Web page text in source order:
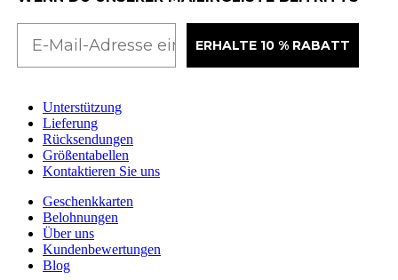
ERHALTE 10 % RABATT
Unterstützung
Lieferung
Rücksendungen
Größentabellen
Kontaktieren Sie uns
Geschenkkarten
Belohnungen
Über uns
Kundenbewertungen
Blog